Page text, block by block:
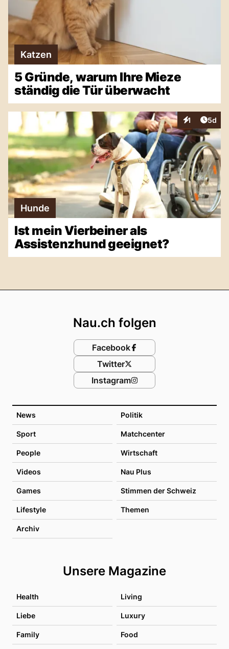
Katzen
5 Gründe, warum Ihre Mieze
ständig die Tür überwacht
1
Interaktionen
5d
Hunde
Ist mein Vierbeiner als
Assistenzhund geeignet?
News Politik
Sport Matchcenter
People Wirtschaft
Videos Nau Plus
Games Stimmen der Schweiz
Lifestyle Themen
Archiv
Unsere Magazine
Health Living
Liebe Luxury
Family Food
Nau.ch folgen
Facebook
Twitter
Instagram